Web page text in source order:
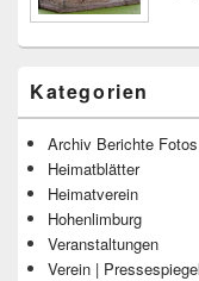
Kategorien
Archiv Berichte Fotos
Heimatblätter
Heimatverein
Hohenlimburg
Veranstaltungen
Verein | Pressespiegel